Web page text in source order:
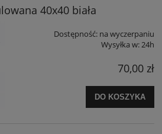
40x40 biała
Dostępność: na wyczerpaniu
Wysyłka w:24h
70,00 zł
DO KOSZYKA